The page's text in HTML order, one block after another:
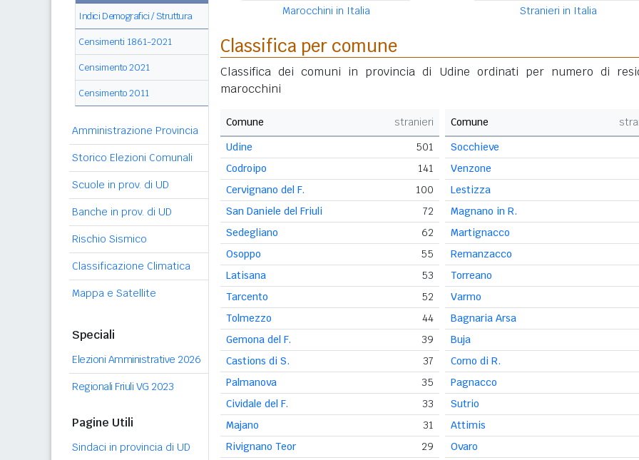
Indici Demografici / Struttura
Censimenti 1861-2021
Censimento 2021
Censimento 2011
Amministrazione Provincia
Storico Elezioni Comunali
Scuole in prov. di UD
Banche in prov. di UD
Rischio Sismico
Classificazione Climatica
Mappa e Satellite
Speciali
Elezioni Amministrative 2026
Regionali Friuli VG 2023
Pagine Utili
Sindaci in provincia di UD
Marocchini in Italia Stranieri in Italia
Classifica per comune
Classifica dei comuni in provincia di Udine ordinati per numero di
marocchini
Comune
stranieri
Udine
501
Codroipo
141
Cervignano del F.
100
San Daniele del Friuli
72
Sedegliano
62
Osoppo
55
Latisana
53
Tarcento
52
Tolmezzo
44
Gemona del F.
39
Castions di S.
37
Palmanova
35
Cividale del F.
33
Majano
31
Rivignano Teor
29
Comune
Socchieve
Venzone
Lestizza
Magnano in R.
Martignacco
Remanzacco
Torreano
Varmo
Bagnaria Arsa
Buja
Corno di R.
Pagnacco
Sutrio
Attimis
Ovaro